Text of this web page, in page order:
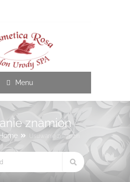
Menu
znamion
Home Usuwanie znamion